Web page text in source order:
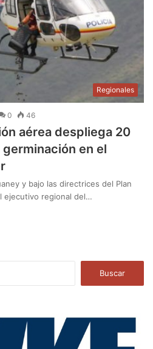
Regionales
0 46
aérea despliega 20
en el
y bajo las directrices del Plan
ejecutivo regional del…
a